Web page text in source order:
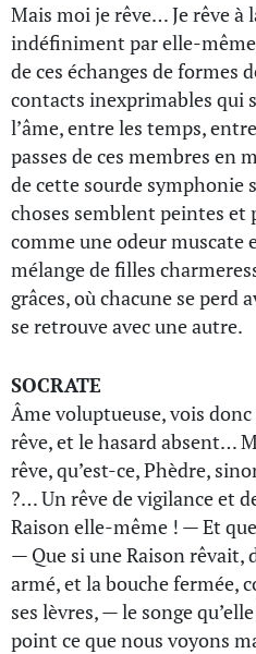
Mais moi je rêve… Je rêve à
indéfiniment par elle-
de ces échanges de formes
contacts inexprimables qui
l’âme, entre les temps,
passes de ces membres en
de cette sourde symphonie
choses semblent peintes et
comme une odeur muscate
mélange de filles
grâces, où chacune se perd
se retrouve avec une autre.
SOCRATE
Âme voluptueuse, vois
rêve, et le hasard absent…
rêve, qu’est-ce, Phèdre,
?… Un rêve de vigilance et
Raison elle-même ! — Et
— Que si une Raison rêvait,
armé, et la bouche fermée,
ses lèvres, — le songe
point ce que nous voyons